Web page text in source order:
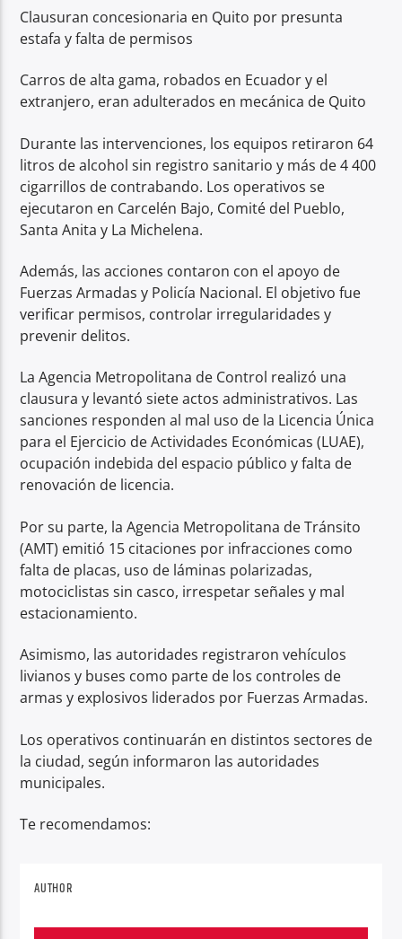
Clausuran concesionaria en Quito por presunta
estafa y falta de permisos
Carros de alta gama, robados en Ecuador y el
extranjero, eran adulterados en mecánica de Quito
Durante las intervenciones, los equipos retiraron 64
litros de alcohol sin registro sanitario y más de 4 400
cigarrillos de contrabando. Los operativos se
ejecutaron en Carcelén Bajo, Comité del Pueblo,
Santa Anita y La Michelena.
Además, las acciones contaron con el apoyo de
Fuerzas Armadas y Policía Nacional. El objetivo fue
verificar permisos, controlar irregularidades y
prevenir delitos.
La Agencia Metropolitana de Control realizó una
clausura y levantó siete actos administrativos. Las
sanciones responden al mal uso de la Licencia Única
para el Ejercicio de Actividades Económicas (LUAE),
ocupación indebida del espacio público y falta de
renovación de licencia.
Por su parte, la Agencia Metropolitana de Tránsito
(AMT) emitió 15 citaciones por infracciones como
falta de placas, uso de láminas polarizadas,
motociclistas sin casco, irrespetar señales y mal
estacionamiento.
Asimismo, las autoridades registraron vehículos
livianos y buses como parte de los controles de
armas y explosivos liderados por Fuerzas Armadas.
Los operativos continuarán en distintos sectores de
la ciudad, según informaron las autoridades
municipales.
Te recomendamos:
AUTHOR